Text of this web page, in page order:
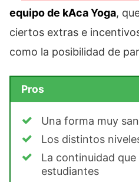
equipo de kAca Yoga,
ciertos extras e
como la posibilidad de
Pros
Una forma muy
Los distintos
La continuidad que
estudiantes